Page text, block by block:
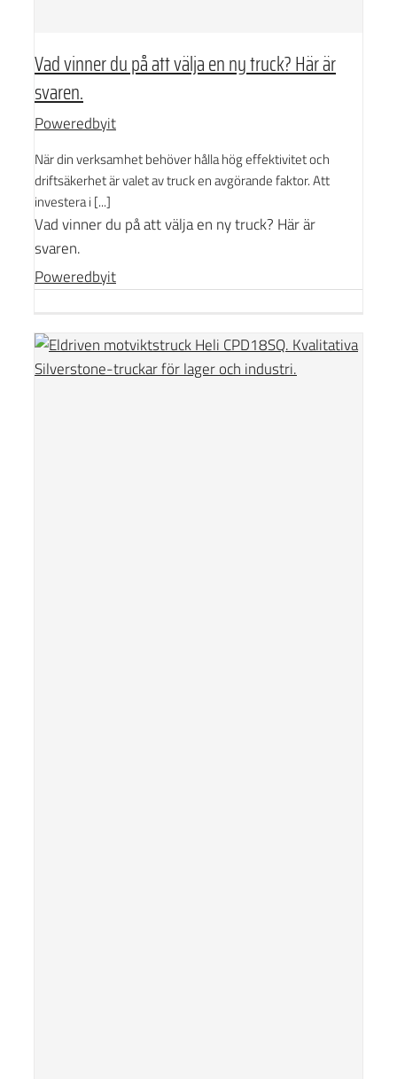
Vad vinner du på att välja en ny truck? Här är
svaren.
Poweredbyit
När din verksamhet behöver hålla hög effektivitet och
driftsäkerhet är valet av truck en avgörande faktor. Att
investera i [...]
Vad vinner du på att välja en ny truck? Här är
svaren.
Poweredbyit